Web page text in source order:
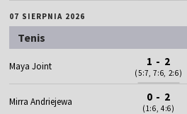
07 SIERPNIA 2026
Tenis
Maya Joint 1 - 2
(5:7, 7:6, 2:6)
Mirra Andriejewa 0 - 2
(1:6, 4:6)